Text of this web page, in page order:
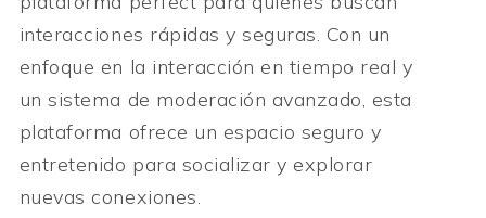
interacciones rápidas y seguras. Con un
enfoque en la interacción en tiempo real y
un sistema de moderación avanzado, esta
plataforma ofrece un espacio seguro y
entretenido para socializar y explorar
nuevas conexiones.